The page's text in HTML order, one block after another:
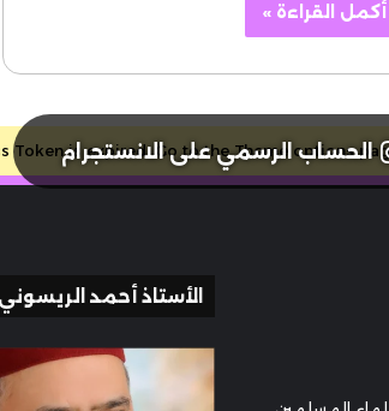
أكمل القراءة »
الحساب الرسمي على الانستجرام
Token is expired, Go to the Theme options
الأستاذ أحمد الريسوني